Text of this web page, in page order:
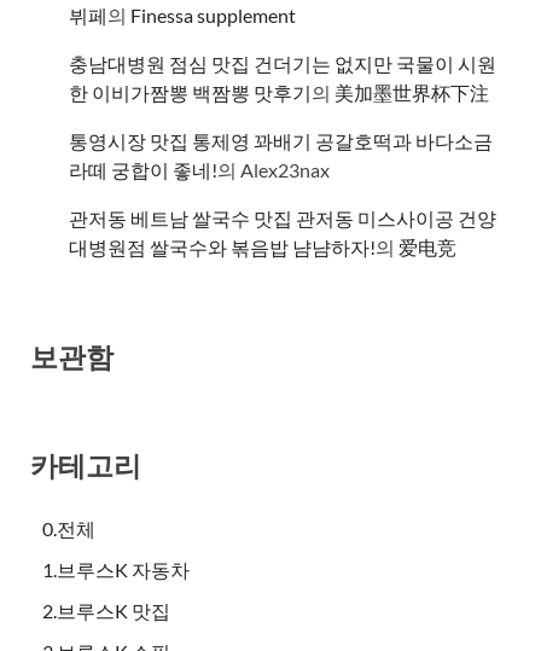
뷔페의 ​Finessa supplement
충남대병원 점심 맛집 건더기는 없지만 국물이 시원
한 이비가짬뽕 백짬뽕 맛후기의 美加墨世界杯下注
통영시장 맛집 통제영 꽈배기 공갈호떡과 바다소금
라떼 궁합이 좋네!의 Alex23nax
관저동 베트남 쌀국수 맛집 관저동 미스사이공 건양
대병원점 쌀국수와 볶음밥 냠냠하자!의 爱电竞
보관함
카테고리
0.전체
1.브루스K 자동차
2.브루스K 맛집